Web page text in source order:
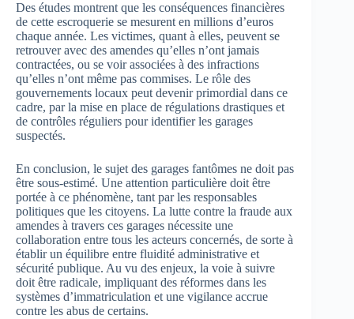
Des études montrent que les conséquences financières
de cette escroquerie se mesurent en millions d’euros
chaque année. Les victimes, quant à elles, peuvent se
retrouver avec des amendes qu’elles n’ont jamais
contractées, ou se voir associées à des infractions
qu’elles n’ont même pas commises. Le rôle des
gouvernements locaux peut devenir primordial dans ce
cadre, par la mise en place de régulations drastiques et
de contrôles réguliers pour identifier les garages
suspectés.
En conclusion, le sujet des garages fantômes ne doit pas
être sous-estimé. Une attention particulière doit être
portée à ce phénomène, tant par les responsables
politiques que les citoyens. La lutte contre la fraude aux
amendes à travers ces garages nécessite une
collaboration entre tous les acteurs concernés, de sorte à
établir un équilibre entre fluidité administrative et
sécurité publique. Au vu des enjeux, la voie à suivre
doit être radicale, impliquant des réformes dans les
systèmes d’immatriculation et une vigilance accrue
contre les abus de certains.